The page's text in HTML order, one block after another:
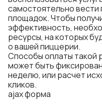
самостоятельно
площадок. Чтобы
эффективность,
ресурсы, на которых
о вашей пиццерии.
Способы оплаты такой
может быть
неделю, или расчет
кликов.
ajax форма